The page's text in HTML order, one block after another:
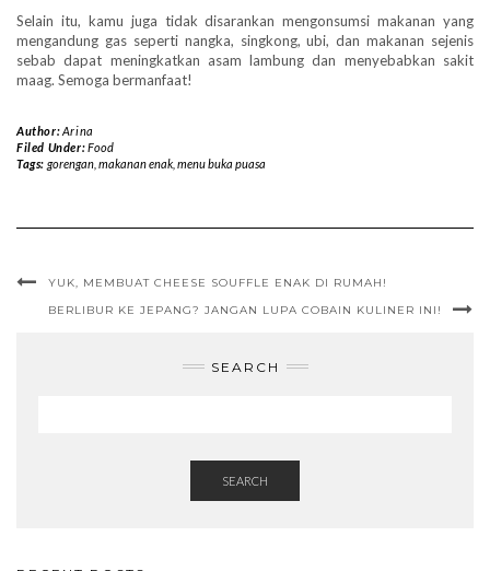
Selain itu, kamu juga tidak disarankan mengonsumsi makanan yang
mengandung gas seperti nangka, singkong, ubi, dan makanan sejenis
sebab dapat meningkatkan asam lambung dan menyebabkan sakit
maag. Semoga bermanfaat!
Author:Arina
Filed Under:Food
Tags: gorengan, makanan enak, menu buka puasa
YUK, MEMBUAT CHEESE SOUFFLE ENAK DI RUMAH!
BERLIBUR KE JEPANG? JANGAN LUPA COBAIN KULINER INI!
SEARCH
SEARCH